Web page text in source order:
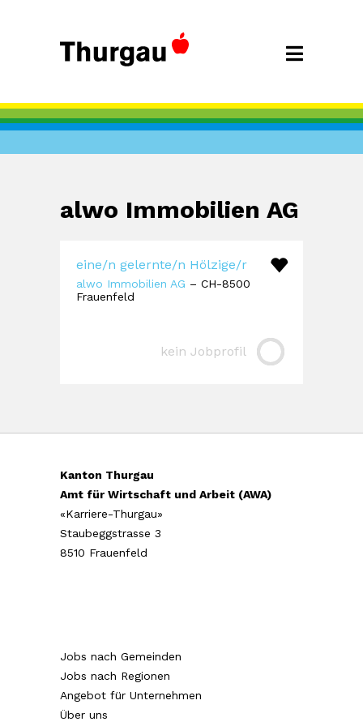
alwo Immobilien AG
eine/n gelernte/n Hölzige/r
alwo Immobilien AG – CH-8500
Frauenfeld
kein Jobprofil
Kanton Thurgau
Amt für Wirtschaft und Arbeit (AWA)
«Karriere-Thurgau»
Staubeggstrasse 3
8510 Frauenfeld
Jobs nach Gemeinden
Jobs nach Regionen
Angebot für Unternehmen
Über uns